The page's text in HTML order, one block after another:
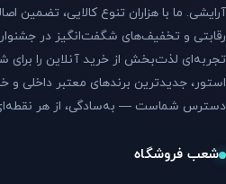
آرایشی. ما با هزاران تنوع کالایی،
رقابتی و تخفیف‌های شگفت‌انگیز در
تجربه‌ای لذت‌بخش از خرید آنلاین را برای
استور، جدیدترین برندهای معتبر داخلی و
دسترس شماست — به‌سادگی، از هر نقطه‌ای
شعب فروشگاه